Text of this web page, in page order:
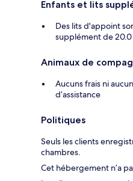
Enfants et lits
Des lits d'appoint
supplément de 20.0
Animaux de
Aucuns frais ni
d’assistance
Politiques
Seuls les clients
chambres.
Cet hébergement n’a